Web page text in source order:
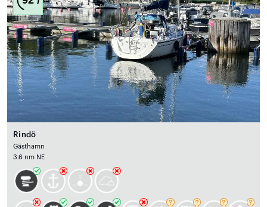
Rindö
Gästhamn
3.6 nm NE